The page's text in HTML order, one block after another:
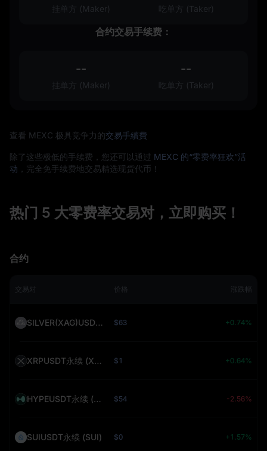
挂单方 (Maker) 吃单方 (Taker)
合约交易手续费：
--
挂单方 (Maker)
--
吃单方 (Taker)
查看 MEXC 极具竞争力的交易手續費
除了这些极低的手续费，您还可以通过 MEXC 的“零费率狂欢”活
动 ，完全免手续费地交易精选现货代币！
热门 5 大零费率交易对，立即购买！
合约
交易对 价格
SILVER(XAG)USDT永续 (SILVER) $63 +0.74%
XRPUSDT永续 (XRP) $1 +0.64%
HYPEUSDT永续 (HYPE) $54 -2.56%
SUIUSDT永续 (SUI) $0 +1.57%